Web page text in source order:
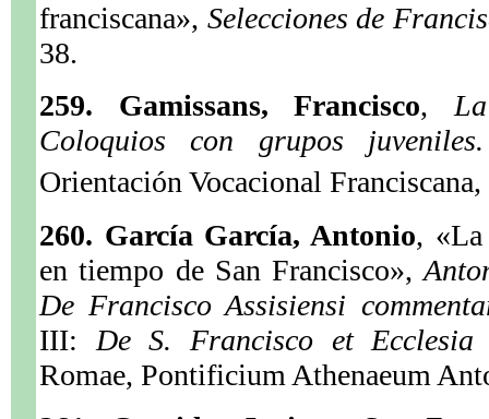
franciscana», Selecciones de
38.
259. Gamissans, Francisco,
Coloquios con grupos
Orientación Vocacional
260. García García, Antonio, «La
en tiempo de San Francisco»,
De Francisco Assisiensi
III: De S. Francisco et Ecclesia
Romae, Pontificium Athenaeum